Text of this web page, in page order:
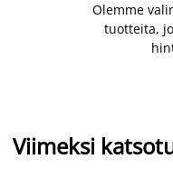
Olemme
tuotteita,
Viimeksi